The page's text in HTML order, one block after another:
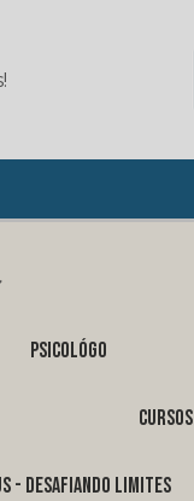
Psicológo
Cursos
- DESAFIANDO LIMITES